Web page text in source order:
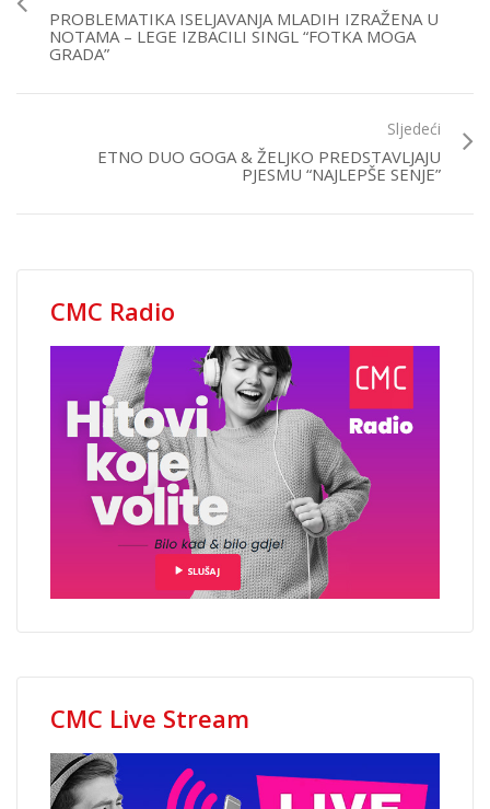
PROBLEMATIKA ISELJAVANJA MLADIH IZRAŽENA U
NOTAMA – LEGE IZBACILI SINGL “FOTKA MOGA
GRADA”
Sljedeći
ETNO DUO GOGA & ŽELJKO PREDSTAVLJAJU
PJESMU “NAJLEPŠE SENJE”
CMC Radio
CMC Live Stream